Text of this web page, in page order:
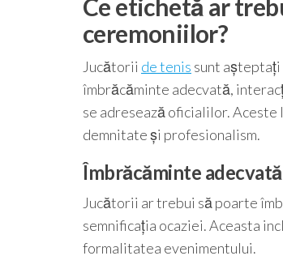
Ce etichetă ar
ceremoniilor?
Jucătorii de tenis sunt
îmbrăcăminte adecvată,
se adresează oficialilor.
demnitate și profesionalism.
Îmbrăcăminte
Jucătorii ar trebui să poarte
semnificația ocaziei. Aceasta
formalitatea evenimentului.